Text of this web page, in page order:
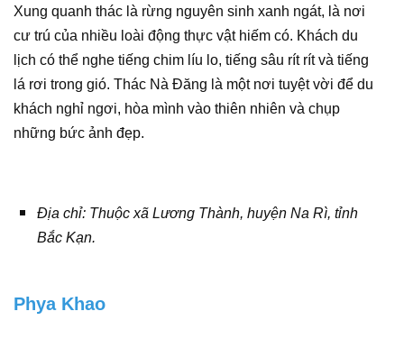
Xung quanh thác là rừng nguyên sinh xanh ngát, là nơi
cư trú của nhiều loài động thực vật hiếm có. Khách du
lịch có thể nghe tiếng chim líu lo, tiếng sâu rít rít và tiếng
lá rơi trong gió. Thác Nà Đăng là một nơi tuyệt vời để du
khách nghỉ ngơi, hòa mình vào thiên nhiên và chụp
những bức ảnh đẹp.
Địa chỉ: Thuộc xã Lương Thành, huyện Na Rì, tỉnh
Bắc Kạn.
Phya Khao